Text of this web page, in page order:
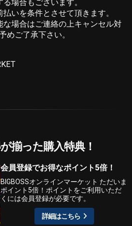
場合もございます。
いを条件とさせて頂きます。
場合はご連絡の上キャンセル対
めご了承下さい。
揃った購入特典！
会員登録でお得なポイント5倍！
BIGBOSSオンラインマーケット ただいま
ポイント5倍！ポイントをご利用いただ
くには会員登録が必要です。
詳細はこちら